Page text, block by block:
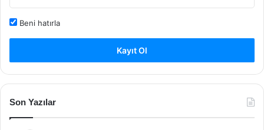
Beni hatırla
Kayıt Ol
Son Yazılar